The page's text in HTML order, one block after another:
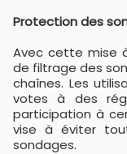
Protection des
Avec cette mise
de filtrage des
chaînes. Les
votes à des
participation à
vise à éviter
sondages.